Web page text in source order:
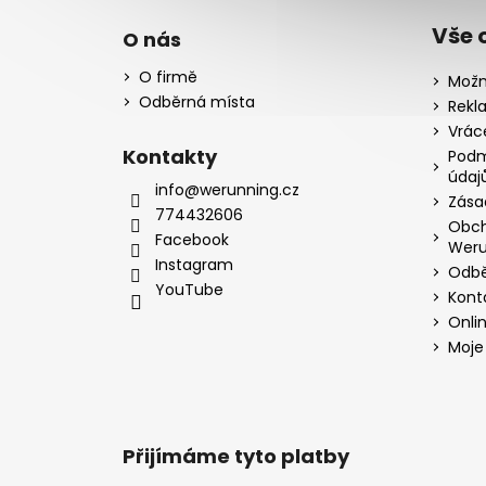
O nás
O firmě
Odběrná místa
Kontakty
info@werunning.cz
774432606
Facebook
Instagram
YouTube
Vše
Přijímáme tyto platby